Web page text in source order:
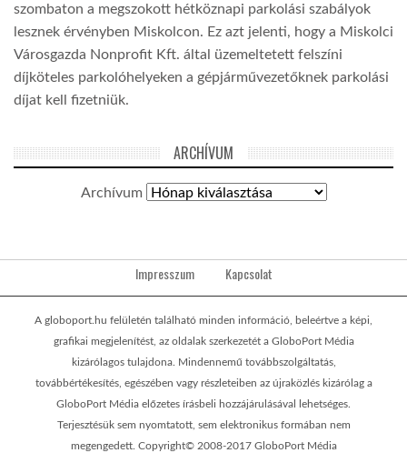
szombaton a megszokott hétköznapi parkolási szabályok
lesznek érvényben Miskolcon. Ez azt jelenti, hogy a Miskolci
Városgazda Nonprofit Kft. által üzemeltetett felszíni
díjköteles parkolóhelyeken a gépjárművezetőknek parkolási
díjat kell fizetniük.
ARCHÍVUM
Archívum
Impresszum Kapcsolat
A globoport.hu felületén található minden információ, beleértve a képi,
grafikai megjelenítést, az oldalak szerkezetét a GloboPort Média
kizárólagos tulajdona. Mindennemű továbbszolgáltatás,
továbbértékesítés, egészében vagy részleteiben az újraközlés kizárólag a
GloboPort Média előzetes írásbeli hozzájárulásával lehetséges.
Terjesztésük sem nyomtatott, sem elektronikus formában nem
megengedett. Copyright© 2008-2017 GloboPort Média